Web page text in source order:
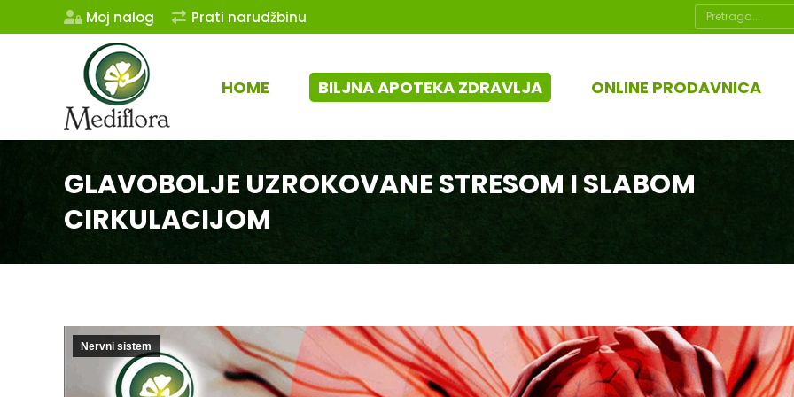
Moj nalog Prati narudžbinu Search:
HOME BILJNA APOTEKA ZDRAVLJA ONLINE PRODAVNICA
GLAVOBOLJE UZROKOVANE STRESOM I SLABOM
CIRKULACIJOM
Nervni sistem